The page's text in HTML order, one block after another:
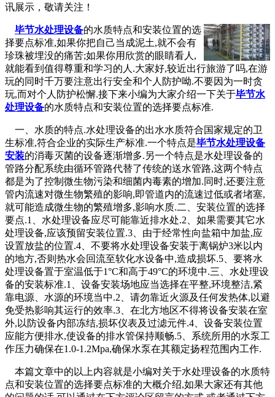
讯展示，敬请关注！
毕节水处理设备的水质特点和安装位置的选
择要点标准,如果你把自己当成泥土,就不会有
珍珠被埋没的痛苦;如果你用欣赏的眼睛看人,
就能看到值得尊重和学习的人.大家好,较近出行旅游了吗,在游
玩的同时千万要注意出行安全和个人防护呦.不要因为一时贪
玩,而对个人防护松懈.接下来小编为大家介绍一下关于毕节水
处理设备的水质特点和安装位置的选择要点标准.
一、水质的特点.水处理设备的出水水质符合国家规定的卫
生标准,符合企业的实际生产标准.一个特点是毕节水处理设备
安装的消毒灭菌的设备逐渐增多.另一个特点是水处理设备的
管路分配系统由循环管路代替了传统的送水管路,这两个特点
都是为了控制微生物污染和细菌内毒素的增加.同时,还要注意
管内流速对微生物繁殖的影响,即管道内的流速过低或者堵塞,
就可能造成微生物的繁殖增多,影响水质.二、安装位置的选择
要点.1、水处理设备应尽可能靠近排水处.2、如果需要其它水
处理设备,应该预留安装位置.3、由于经常性向盐箱中加盐,应
设置放盐的位置.4、不要将水处理设备安装于离锅炉3米以内
的地方,否则热水会回流至软化水设备中,造成损坏.5、要将水
处理设备置于室温低于1°C和高于49°C的环境中.三、水处理设
备的安装标准.1、设备安装场地应当选择在平整,环境整洁,紧
靠电源、水源的环境当中.2、请勿靠近火源及任何发热体,以避
免受热影响其运行的效率.3、在北方地区不得将设备安装在室
外,以防设备内部冻结,损坏仪表及过滤元件.4、设备安装位置
应能方便排水,使设备的排水管保持顺畅.5、系统所用的水泵工
作压力确保在1.0-1.2Mpa,确保水泵在其额定扬程范围内工作.
本篇文章中的以上内容就是小编对关于水处理设备的水质特
点和安装位置的选择要点标准的大概介绍,如果大家还有其他